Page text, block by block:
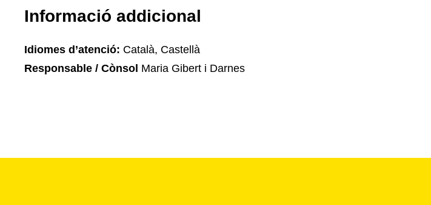
Informació addicional
Idiomes d’atenció: Català, Castellà
Responsable / Cònsol Maria Gibert i Darnes